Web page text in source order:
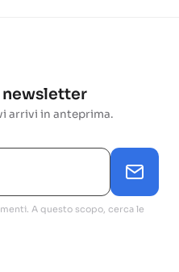
arrivi in anteprima.
A questo scopo, cerca le